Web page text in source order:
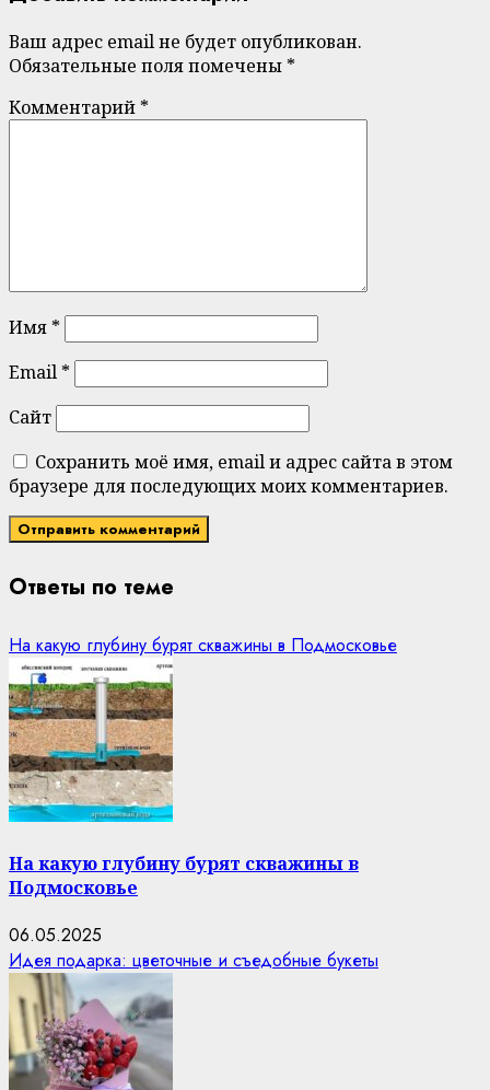
Ваш адрес email не будет опубликован.
Обязательные поля помечены *
Комментарий *
Имя *
Email *
Сайт
Сохранить моё имя, email и адрес сайта в этом
браузере для последующих моих комментариев.
Ответы по теме
На какую глубину бурят скважины в Подмосковье
На какую глубину бурят скважины в
Подмосковье
06.05.2025
Идея подарка: цветочные и съедобные букеты